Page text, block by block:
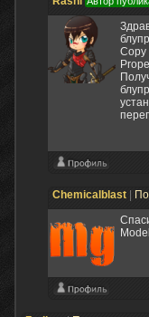
Copy
Chemicalblast